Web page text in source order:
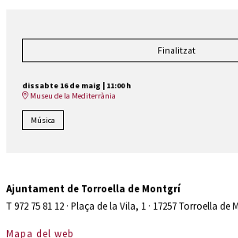
Finalitzat
dissabte 16 de maig | 11:00 h
Museu de la Mediterrània
Música
Ajuntament de Torroella de Montgrí
T 972 75 81 12 · Plaça de la Vila, 1 · 17257 Torroella de
Mapa del web